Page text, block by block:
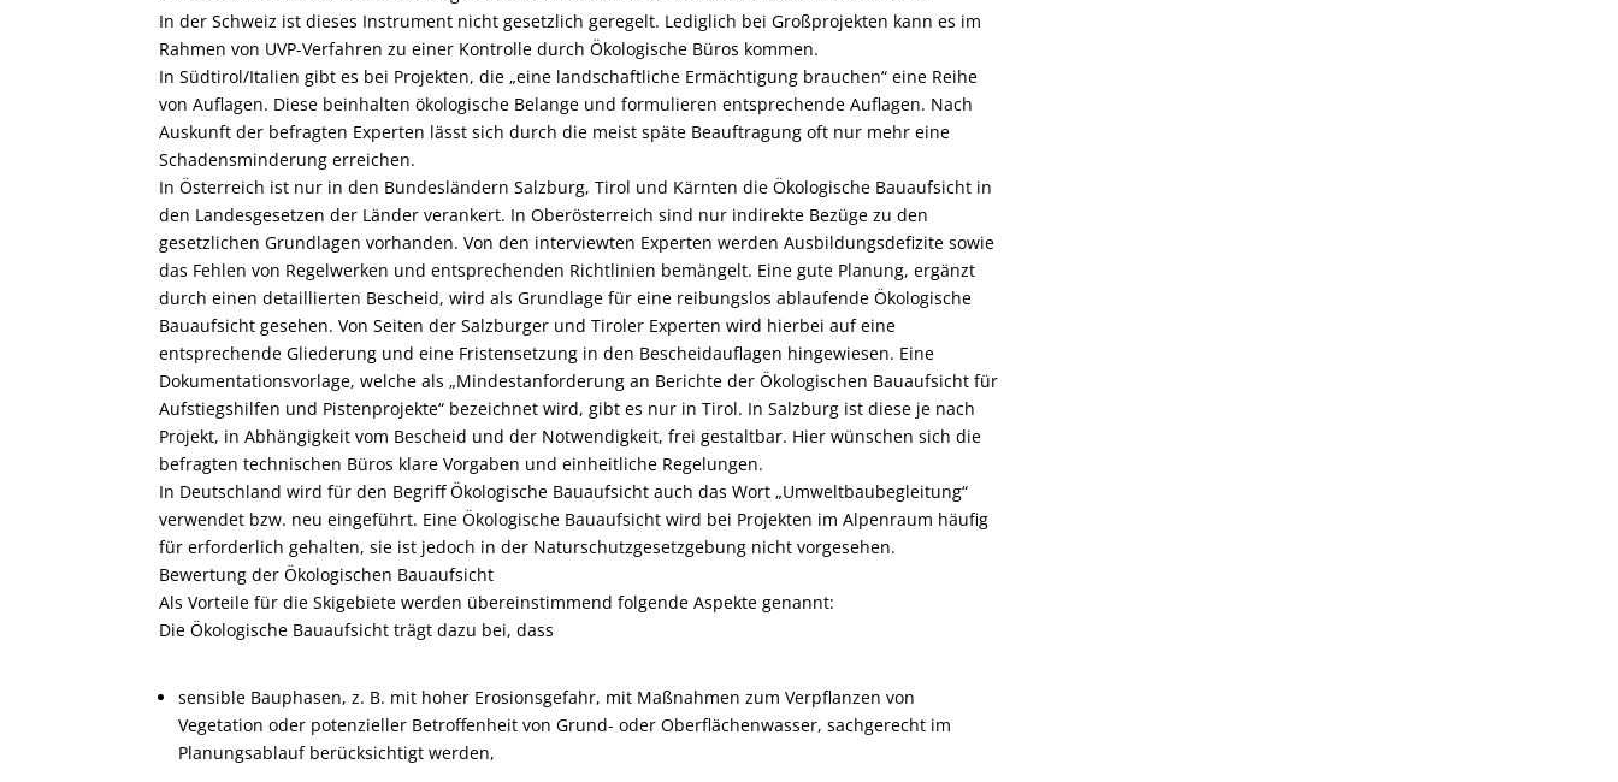
In der Schweiz ist dieses Instrument nicht gesetzlich geregelt. Lediglich bei Großprojekten kann es im
Rahmen von UVP-Verfahren zu einer Kontrolle durch Ökologische Büros kommen.
In Südtirol/Italien gibt es bei Projekten, die „eine landschaftliche Ermächtigung brauchen“ eine Reihe
von Auflagen. Diese beinhalten ökologische Belange und formulieren entsprechende Auflagen. Nach
Auskunft der befragten Experten lässt sich durch die meist späte Beauftragung oft nur mehr eine
Schadensminderung erreichen.
In Österreich ist nur in den Bundesländern Salzburg, Tirol und Kärnten die Ökologische Bauaufsicht in
den Landesgesetzen der Länder verankert. In Oberösterreich sind nur indirekte Bezüge zu den
gesetzlichen Grundlagen vorhanden. Von den interviewten Experten werden Ausbildungsdefizite sowie
das Fehlen von Regelwerken und entsprechenden Richtlinien bemängelt. Eine gute Planung, ergänzt
durch einen detaillierten Bescheid, wird als Grundlage für eine reibungslos ablaufende Ökologische
Bauaufsicht gesehen. Von Seiten der Salzburger und Tiroler Experten wird hierbei auf eine
entsprechende Gliederung und eine Fristensetzung in den Bescheidauflagen hingewiesen. Eine
Dokumentationsvorlage, welche als „Mindestanforderung an Berichte der Ökologischen Bauaufsicht für
Aufstiegshilfen und Pistenprojekte“ bezeichnet wird, gibt es nur in Tirol. In Salzburg ist diese je nach
Projekt, in Abhängigkeit vom Bescheid und der Notwendigkeit, frei gestaltbar. Hier wünschen sich die
befragten technischen Büros klare Vorgaben und einheitliche Regelungen.
In Deutschland wird für den Begriff Ökologische Bauaufsicht auch das Wort „Umweltbaubegleitung“
verwendet bzw. neu eingeführt. Eine Ökologische Bauaufsicht wird bei Projekten im Alpenraum häufig
für erforderlich gehalten, sie ist jedoch in der Naturschutzgesetzgebung nicht vorgesehen.
Bewertung der Ökologischen Bauaufsicht
Als Vorteile für die Skigebiete werden übereinstimmend folgende Aspekte genannt:
Die Ökologische Bauaufsicht trägt dazu bei, dass
sensible Bauphasen, z. B. mit hoher Erosionsgefahr, mit Maßnahmen zum Verpflanzen von
Vegetation oder potenzieller Betroffenheit von Grund- oder Oberflächenwasser, sachgerecht im
Planungsablauf berücksichtigt werden,